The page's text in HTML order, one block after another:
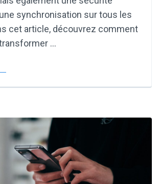
synchronisation sur tous les
cet article, découvrez comment
…